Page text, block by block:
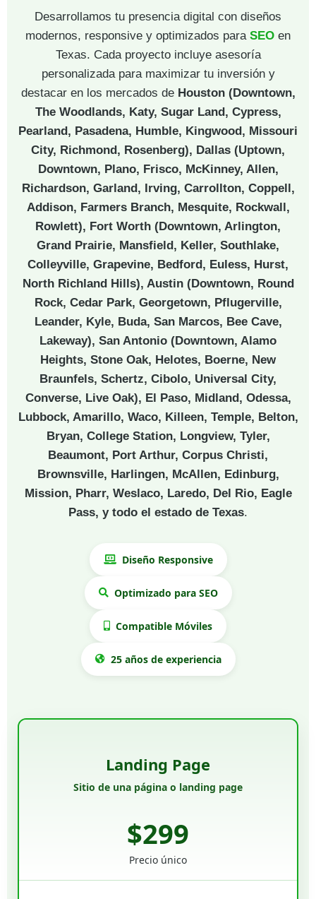
Desarrollamos tu presencia digital con diseños
modernos, responsive y optimizados para SEO en
Texas. Cada proyecto incluye asesoría
personalizada para maximizar tu inversión y
destacar en los mercados de Houston (Downtown,
The Woodlands, Katy, Sugar Land, Cypress,
Pearland, Pasadena, Humble, Kingwood, Missouri
City, Richmond, Rosenberg), Dallas (Uptown,
Downtown, Plano, Frisco, McKinney, Allen,
Richardson, Garland, Irving, Carrollton, Coppell,
Addison, Farmers Branch, Mesquite, Rockwall,
Rowlett), Fort Worth (Downtown, Arlington,
Grand Prairie, Mansfield, Keller, Southlake,
Colleyville, Grapevine, Bedford, Euless, Hurst,
North Richland Hills), Austin (Downtown, Round
Rock, Cedar Park, Georgetown, Pflugerville,
Leander, Kyle, Buda, San Marcos, Bee Cave,
Lakeway), San Antonio (Downtown, Alamo
Heights, Stone Oak, Helotes, Boerne, New
Braunfels, Schertz, Cibolo, Universal City,
Converse, Live Oak), El Paso, Midland, Odessa,
Lubbock, Amarillo, Waco, Killeen, Temple, Belton,
Bryan, College Station, Longview, Tyler,
Beaumont, Port Arthur, Corpus Christi,
Brownsville, Harlingen, McAllen, Edinburg,
Mission, Pharr, Weslaco, Laredo, Del Rio, Eagle
Pass, y todo el estado de Texas.
Diseño Responsive
Optimizado para SEO
Compatible Móviles
25 años de experiencia
Landing Page
Sitio de una página o landing page
$299
Precio único